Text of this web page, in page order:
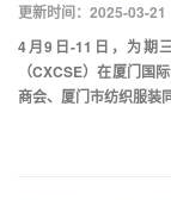
更新时间：2025-03-21
4月9日-11日，为期
（CXCSE）在厦门国
商会、厦门市纺织服装